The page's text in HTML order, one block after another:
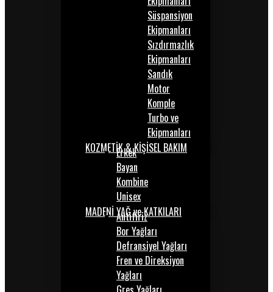
Süspansiyon
Ekipmanları
Sızdırmazlık
Ekipmanları
Sandık
Motor
Komple
Turbo ve
Ekipmanları
KOZMETİK & KİŞİSEL BAKIM
Erkek
Bayan
Kombine
Unisex
MADENİ YAĞ ve KATKILARI
Antifiriz
Bor Yağları
Defransiyel Yağları
Fren ve Direksiyon
Yağları